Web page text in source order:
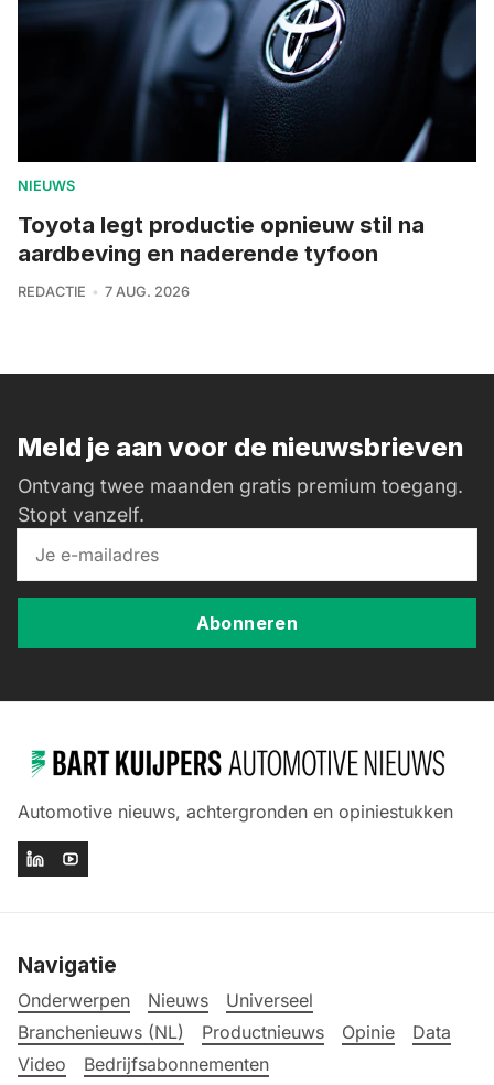
NIEUWS
Toyota legt productie opnieuw stil na
aardbeving en naderende tyfoon
REDACTIE 7 AUG. 2026
Meld je aan voor de nieuwsbrieven
Ontvang twee maanden gratis premium toegang.
Stopt vanzelf.
Abonneren
Automotive nieuws, achtergronden en opiniestukken
Navigatie
Onderwerpen Nieuws
Universeel
Branchenieuws (NL)
Productnieuws Opinie
Data
Video
Bedrijfsabonnementen